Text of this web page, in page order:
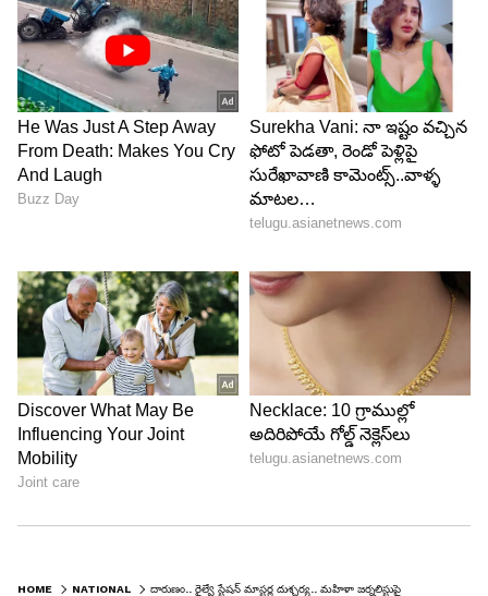
HOME NATIONAL